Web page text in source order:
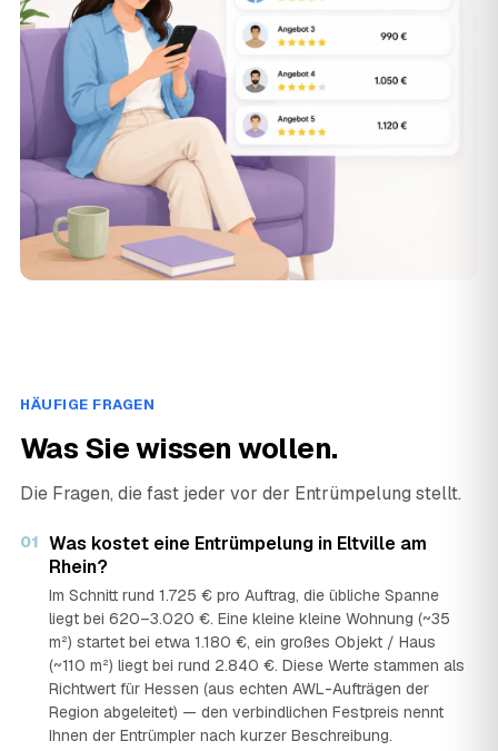
HÄUFIGE FRAGEN
Was Sie wissen wollen.
Die Fragen, die fast jeder vor der Entrümpelung stellt.
01 Was kostet eine Entrümpelung in Eltville am
Rhein?
Im Schnitt rund 1.725 € pro Auftrag, die übliche Spanne
liegt bei 620–3.020 €. Eine kleine kleine Wohnung (~35
m²) startet bei etwa 1.180 €, ein großes Objekt / Haus
(~110 m²) liegt bei rund 2.840 €. Diese Werte stammen als
Richtwert für Hessen (aus echten AWL-Aufträgen der
Region abgeleitet) — den verbindlichen Festpreis nennt
Ihnen der Entrümpler nach kurzer Beschreibung.